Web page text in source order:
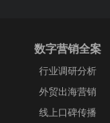
数字营销全案
行业调研分析
外贸出海营销
线上口碑传播